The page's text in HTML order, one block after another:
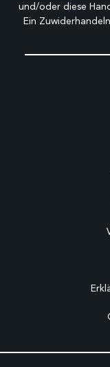
und/oder diese
Ein